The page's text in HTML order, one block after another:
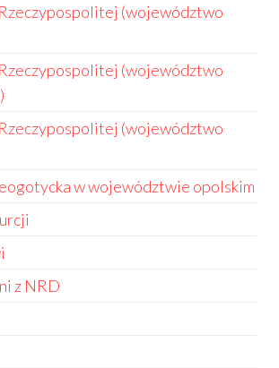
(województwo
(województwo
(województwo
w województwie opolskim
z NRD